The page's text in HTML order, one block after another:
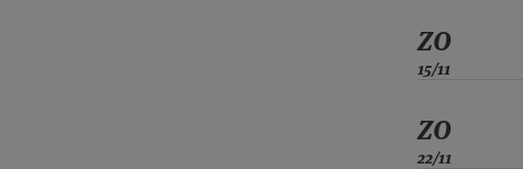
ZO
15/11
ZO
22/11